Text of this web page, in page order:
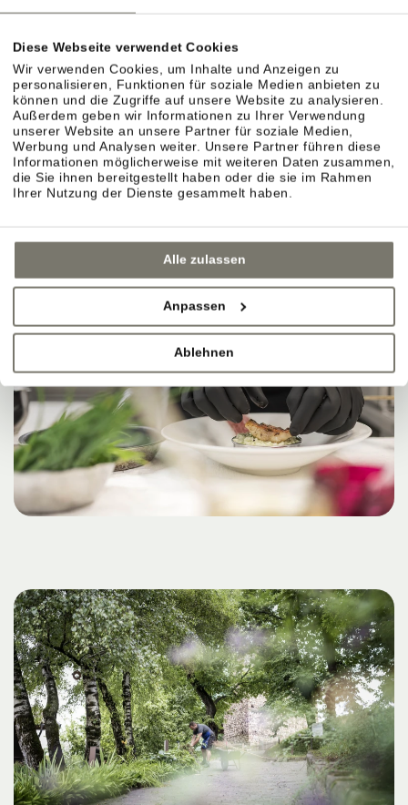
Diese Webseite verwendet Cookies
Wir verwenden Cookies, um Inhalte und Anzeigen zu
personalisieren, Funktionen für soziale Medien anbieten zu
können und die Zugriffe auf unsere Website zu analysieren.
Außerdem geben wir Informationen zu Ihrer Verwendung
unserer Website an unsere Partner für soziale Medien,
Werbung und Analysen weiter. Unsere Partner führen diese
Informationen möglicherweise mit weiteren Daten zusammen,
die Sie ihnen bereitgestellt haben oder die sie im Rahmen
Ihrer Nutzung der Dienste gesammelt haben.
Alle zulassen
Anpassen
Ablehnen